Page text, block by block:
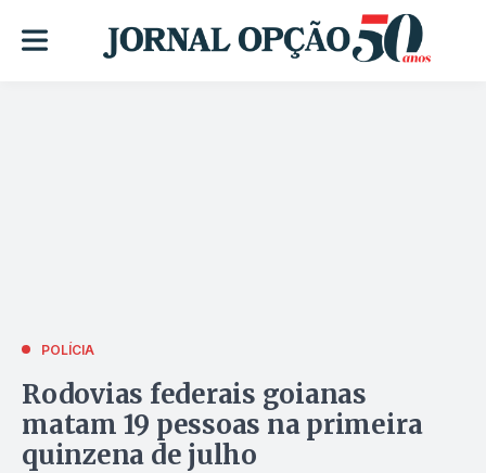
POLÍCIA
Rodovias federais goianas
matam 19 pessoas na primeira
quinzena de julho